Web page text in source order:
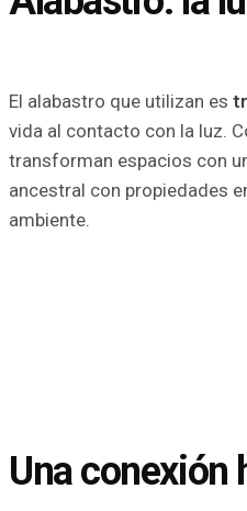
El alabastro que utilizan es
vida al contacto con la luz.
transforman espacios con
ancestral con propiedades
ambiente.
Una conexión